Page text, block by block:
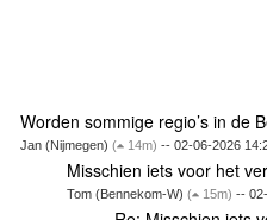
Worden sommige regio’s in de
Jan (Nijmegen) ( 14m) -- 02-06-2026
Misschien iets voor het
Tom (Bennekom-W)( 15m) --